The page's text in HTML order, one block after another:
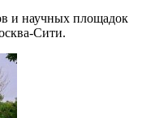
и научных площадок
Сити.